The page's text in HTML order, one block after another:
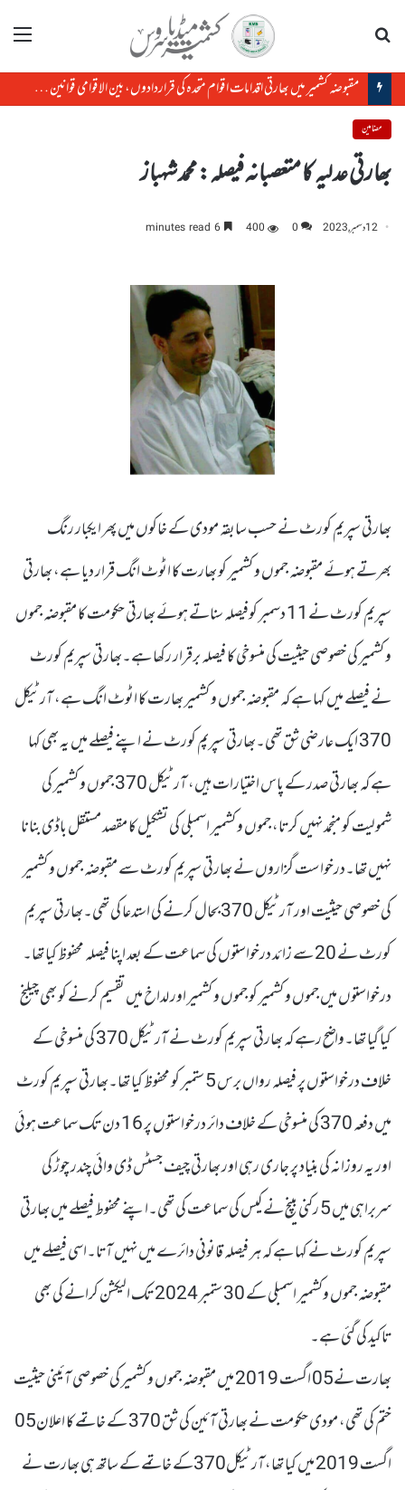
مینو
مقبوضہ کشمیر میں بھارتی اقدامات اقوام متحدہ کی قراردادوں، بین الاقوامی قوانین کے منافی ہیں،رضوان سعید شیخ
مضامین
بھارتی عدلیہ کا متعصبانہ فیصلہ: محمد شہباز
12 دسمبر, 2023 0
400
بھارتی سپریم کورٹ نے حسب سابقہ مودی کے خاکوں میں پھر ایکبار رنگ
بھرتے ہوئے مقبوضہ جموں و کشمیر کو بھارت کا اٹوٹ انگ قرار دیا ہے، بھارتی
سپریم کورٹ نے11 دسمبر کوفیصلہ سناتے ہوئے بھارتی حکومت کا مقبوضہ جموں
و کشمیر کی خصوصی حیثیت کی منسوخی کا فیصلہ برقرار رکھا ہے۔بھارتی سپریم کورٹ
نے فیصلے میں کہا ہے کہ مقبوضہ جموں و کشمیر بھارت کا اٹوٹ انگ ہے، آرٹیکل
370 ایک عارضی شق تھی۔بھارتی سپرپم کورٹ نے اپنے فیصلے میں یہ بھی کہا
ہے کہ بھارتی صدر کے پاس اختیارات ہیں، آرٹیکل 370 جموں و کشمیر کی
شمولیت کو منجمد نہیں کرتا، جموں و کشمیر اسمبلی کی تشکیل کا مقصد مستقل باڈی بنانا
نہیں تھا۔درخواست گزاروں نے بھارتی سپریم کورٹ سے مقبوضہ جموں و کشمیر
کی خصوصی حیثیت اور آرٹیکل 370 بحال کرنے کی استدعا کی تھی۔بھارتی سپریم
کورٹ نے 20 سے زائد درخواستوں کی سماعت کے بعد اپنا فیصلہ محفوظ کیا تھا۔
درخواستوں میں جموں و کشمیر کو جموں و کشمیر اور لداخ میں تقسیم کرنے کو بھی چیلنج
کیا گیا تھا۔واضح رہے کہ بھارتی سپریم کورٹ نے آرٹیکل 370 کی منسوخی کے
خلاف درخواستوں پر فیصلہ رواں برس 5 ستمبر کو محفوظ کیا تھا۔بھارتی سپریم کورٹ
میں دفعہ 370 کی منسوخی کے خلاف دائر درخواستوں پر 16 دن تک سماعت ہوئی
اور یہ روزانہ کی بنیاد پر جاری رہی اور بھارتی چیف جسٹس ڈی وائی چندر چوڑ کی
سربراہی میں 5 رکنی بینچ نے کیس کی سماعت کی تھی۔اپنے محفوط فیصلے میں بھارتی
سپریم کورٹ نے کہا ہے کہ ہر فیصلہ قانونی دائرے میں نہیں آتا۔اسی فیصلے میں
مقبوضہ جموں وکشمیر اسمبلی کے 30 ستمبر 2024 تک الیکشن کرانے کی بھی
تاکید کی گئی ہے۔
بھارت نے05 اگست 2019 میں مقبوضہ جموں و کشمیر کی خصوصی آئینی حیثیت
ختم کی تھی، مودی حکومت نے بھارتی آئین کی شق 370 کے خاتمے کا اعلان05
اگست 2019 میں کیا تھا،آرٹیکل370کے خاتمے کے ساتھ ہی بھارت نے